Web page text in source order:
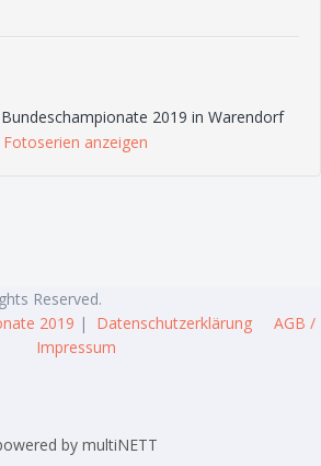
2019 in Warendorf
Fotoserien anzeigen
All Rights Reserved.
2019 | Datenschutzerklärung
AGB /
Impressum
by multiNETT